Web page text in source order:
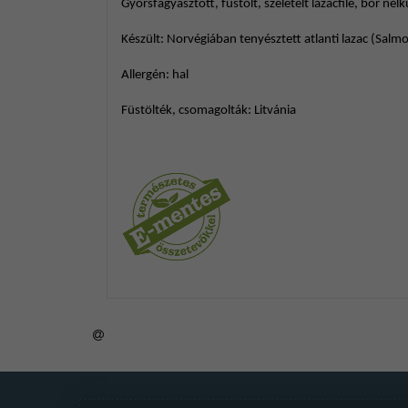
Gyorsfagyasztott, füstölt, szeletelt lazacfilé, bőr
Készült: Norvégiában tenyésztett atlanti lazac
Allergén: hal
Füstölték, csomagolták: Litvánia